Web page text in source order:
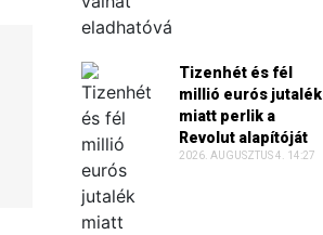
Tizenhét és fél
millió eurós jutalék
miatt perlik a
Revolut alapítóját
2026. AUGUSZTUS 4. 14:27